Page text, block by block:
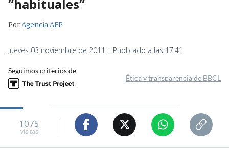
“habituales”
PorAgencia AFP
Jueves 03 noviembre de 2011 | Publicado a las 17:41
Seguimos criterios de
Ética y transparencia de BBCL
1075
visitas